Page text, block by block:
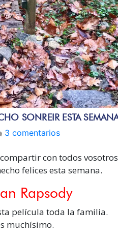
SONREIR ESTA
3 comentariosen
que
nos
hecho
esta
con todos vosotros
felices esta semana.
Rapsody
película toda la familia.
muchísimo.